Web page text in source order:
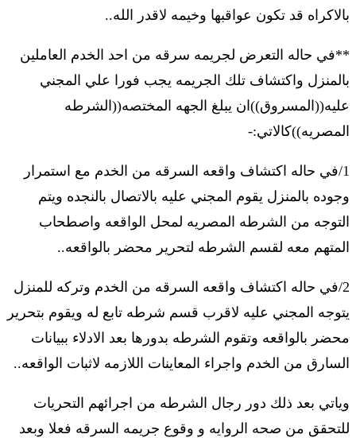
بالاكراه قد تكون عواقبها وخيمه لاقدر الله..
**في حاله التعرض لجريمه سرقه من احد الخدم العاملين
بالمنزل واكتشاف تلك الجريمه يجب فورا علي المجني
عليه((المسروق))ان يبلغ الجهه المختصه((الشرطه
المصريه))كالاتي:-
1/في حاله اكتشاف واقعه السرقه من الخدم مع استمرار
وجوده بالمنزل يقوم المجني عليه بالاتصال بالنجده ويتم
التوجه من الشرطه المصريه لمحل الواقعه واصطحاب
المتهم معه لقسم الشرطه لتحرير محضر بالواقعه..
2/في حاله اكتشاف واقعه السرقه من الخدم وتركه للمنزل
يتوجه المجني عليه لاقرب قسم شرطه تابع له ويقوم بتحرير
محضر بالواقعه وتقوم الشرطه بدورها بعد الادلاء ببيانات
السارق من الخدم واجراء المعاينات اللازمه لاثبات الواقعه..
وياتي بعد ذلك دور رجال الشرطه من اجرائهم التحريات
للتحقق من صحه الروايه و وقوع جريمه السرقه فعلا وبعد